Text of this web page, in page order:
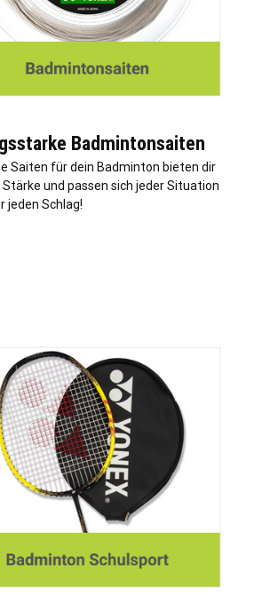
Badmintonsaiten
Saiten für dein Badminton bieten dir
Stärke und passen sich jeder Situation
jeden Schlag!